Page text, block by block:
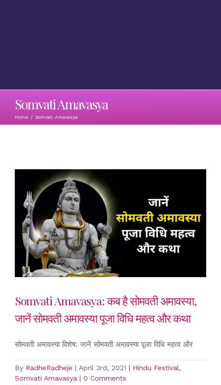
Somvati Amavasya
Home / Somvati Amavasya
Somvati Amavasya: कब है सोमवती अमावस्या,
जानें सोमवती अमावस्या पूजा विधि महत्व और कथा
सोमवती अमावस्या विशेष: जानें सोमवती अमावस्या पूजा विधि महत्व और
By RadheRadheje | April 3rd, 2021 | Hindu Festival,
Somvati Amavasya | 0 Comments